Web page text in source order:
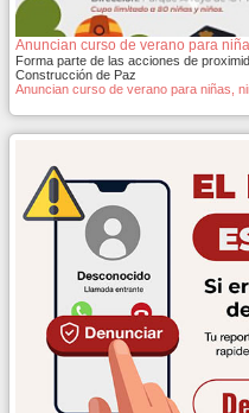
Anuncian curso de verano para
Forma parte de las acciones de
Construcción de Paz
Anuncian curso de verano para niñas,